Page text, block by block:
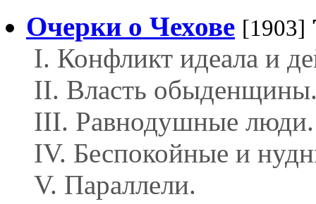
Очерки o Чехове [1903]
I. Конфликт идеала и
II. Власть
III. Равнодушные люди.
IV. Беспокойные и
V. Параллели.